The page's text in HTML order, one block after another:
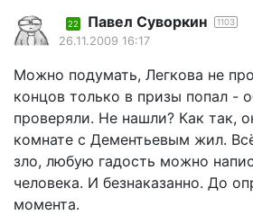
22 Павел Суворкин 1103
26.11.2009 16:17
Можно подумать, Легкова не
концов только в призы попал -
проверяли. Не нашли? Как так,
комнате с Дементьевым жил.
зло, любую гадость можно
человека. И безнаказанно. До
момента.